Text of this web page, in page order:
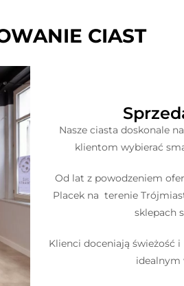
CIAST
Nasze ciasta doskonale
klientom wybierać
Od lat z powodzeniem
Placek na terenie
sklepach
Klienci doceniają świeżość
idealnym